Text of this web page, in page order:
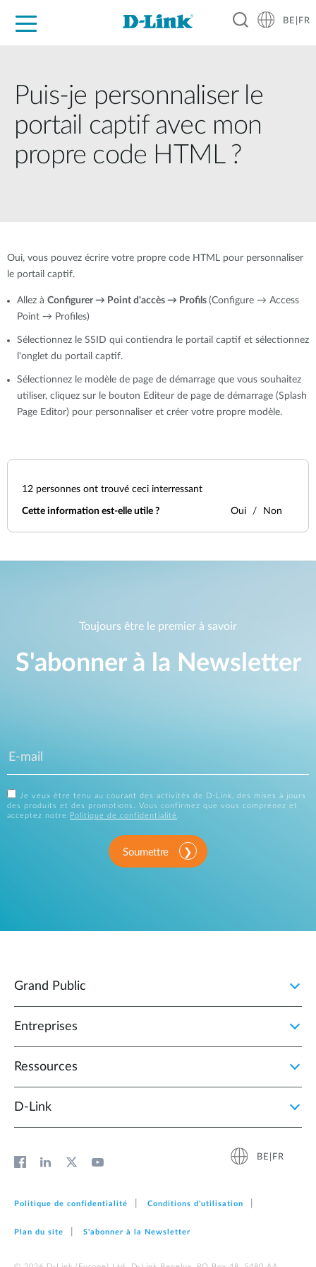
BE|FR
Puis-je personnaliser le
portail captif avec mon
propre code HTML ?
Oui, vous pouvez écrire votre propre code HTML pour personnaliser
le portail captif.
Allez à Configurer → Point d'accès → Profils (Configure → Access
Point → Profiles)
Sélectionnez le SSID qui contiendra le portail captif et sélectionnez
l'onglet du portail captif.
Sélectionnez le modèle de page de démarrage que vous souhaitez
utiliser, cliquez sur le bouton Editeur de page de démarrage (Splash
Page Editor) pour personnaliser et créer votre propre modèle.
12 personnes ont trouvé ceci interressant
Cette information est-elle utile ? Oui Non
Toujours être le premier à savoir
S'abonner à la Newsletter
Je veux être tenu au courant des activités de D-Link, des mises à jours
des produits et des promotions. Vous confirmez que vous comprenez et
acceptez notre
Politique de confidentialité.
Soumettre
Grand Public
Entreprises
Ressources
D‑Link
BE|FR
Politique de confidentialité Conditions d'utilisation
Plan du site S'abonner à la Newsletter